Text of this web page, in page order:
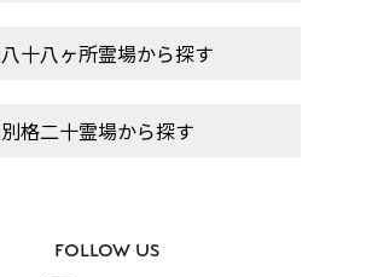
十八ヶ所霊場から探す
格二十霊場から探す
FOLLOW US